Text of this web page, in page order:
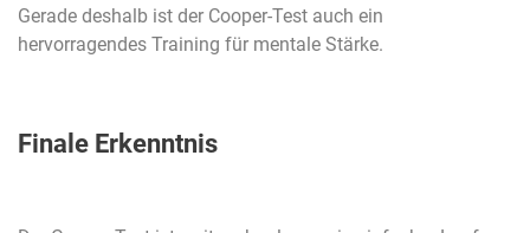
Gerade deshalb ist der Cooper-Test auch ein
hervorragendes Training für mentale Stärke.
Finale Erkenntnis